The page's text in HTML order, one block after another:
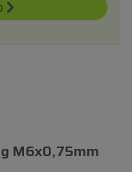
M6x0,75mm